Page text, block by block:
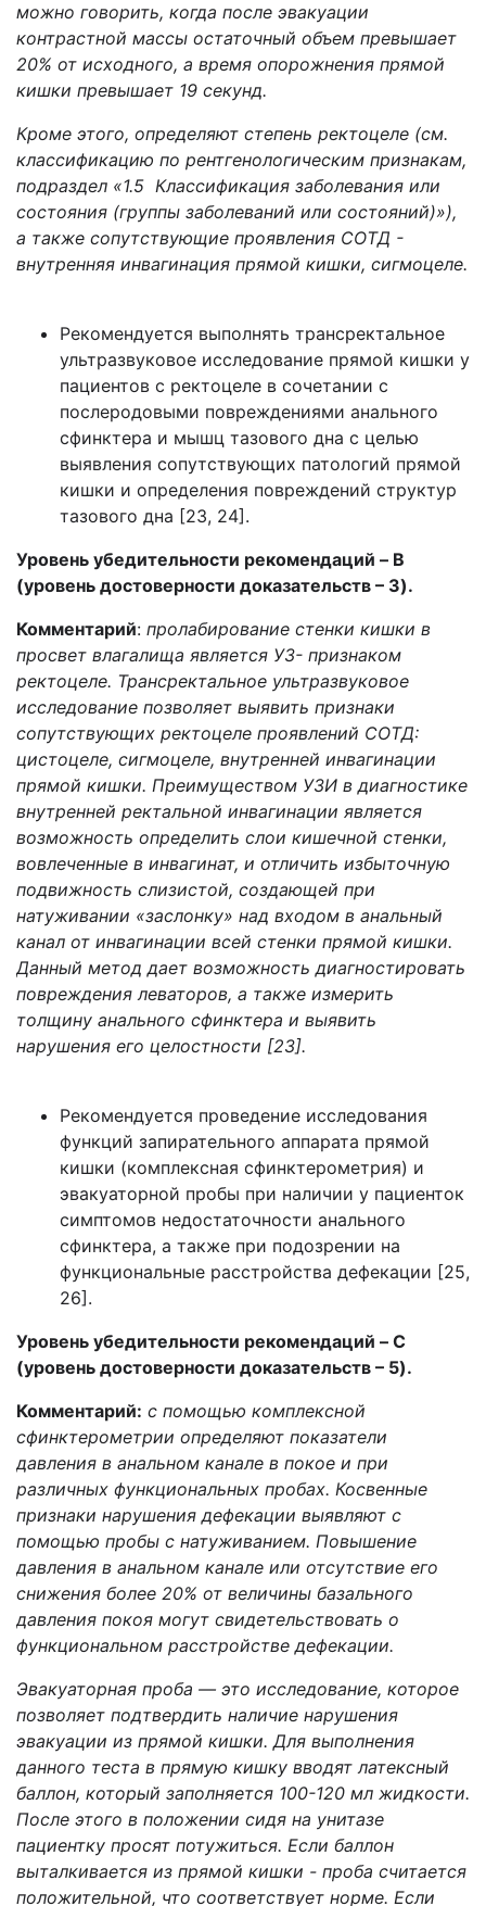
можно говорить, когда после эвакуации
контрастной массы остаточный объем превышает
20% от исходного, а время опорожнения прямой
кишки превышает 19 секунд.
Кроме этого, определяют степень ректоцеле (см.
классификацию по рентгенологическим признакам,
подраздел «1.5 Классификация заболевания или
состояния (группы заболеваний или состояний)»),
а также сопутствующие проявления СОТД -
внутренняя инвагинация прямой кишки, сигмоцеле.
Рекомендуется выполнять трансректальное
ультразвуковое исследование прямой кишки у
пациентов с ректоцеле в сочетании с
послеродовыми повреждениями анального
сфинктера и мышц тазового дна с целью
выявления сопутствующих патологий прямой
кишки и определения повреждений структур
тазового дна [23, 24].
Уровень убедительности рекомендаций – B
(уровень достоверности доказательств – 3).
Комментарий: пролабирование стенки кишки в
просвет влагалища является УЗ- признаком
ректоцеле. Трансректальное ультразвуковое
исследование позволяет выявить признаки
сопутствующих ректоцеле проявлений СОТД:
цистоцеле, сигмоцеле, внутренней инвагинации
прямой кишки. Преимуществом УЗИ в диагностике
внутренней ректальной инвагинации является
возможность определить слои кишечной стенки,
вовлеченные в инвагинат, и отличить избыточную
подвижность слизистой, создающей при
натуживании «заслонку» над входом в анальный
канал от инвагинации всей стенки прямой кишки.
Данный метод дает возможность диагностировать
повреждения леваторов, а также измерить
толщину анального сфинктера и выявить
нарушения его целостности [23].
Рекомендуется проведение исследования
функций запирательного аппарата прямой
кишки (комплексная сфинктерометрия) и
эвакуаторной пробы при наличии у пациенток
симптомов недостаточности анального
сфинктера, а также при подозрении на
функциональные расстройства дефекации [25,
26].
Уровень убедительности рекомендаций – C
(уровень достоверности доказательств – 5).
Комментарий: с помощью комплексной
сфинктерометрии определяют показатели
давления в анальном канале в покое и при
различных функциональных пробах. Косвенные
признаки нарушения дефекации выявляют с
помощью пробы с натуживанием. Повышение
давления в анальном канале или отсутствие его
снижения более 20% от величины базального
давления покоя могут свидетельствовать о
функциональном расстройстве дефекации.
Эвакуаторная проба — это исследование, которое
позволяет подтвердить наличие нарушения
эвакуации из прямой кишки. Для выполнения
данного теста в прямую кишку вводят латексный
баллон, который заполняется 100-120 мл жидкости.
После этого в положении сидя на унитазе
пациентку просят потужиться. Если баллон
выталкивается из прямой кишки - проба считается
положительной, что соответствует норме. Если